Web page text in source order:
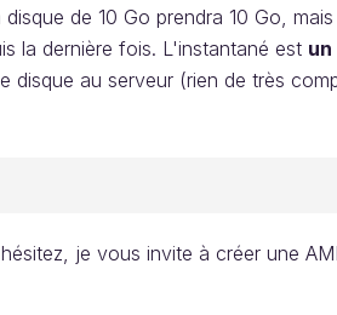
de 10 Go prendra 10 Go,
la dernière fois. L'instantané est un
disque au serveur (rien de très
je vous invite à créer une